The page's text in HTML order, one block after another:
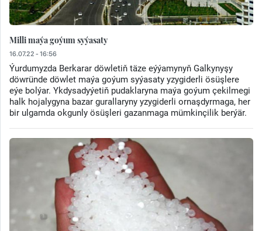
Milli maýa goýum syýasaty
16.07.22 - 16:56
Ýurdumyzda Berkarar döwletiň täze eýýamynyň Galkynyşy
döwründe döwlet maýa goýum syýasaty yzygiderli ösüşlere
eýe bolýar. Ykdysadyýetiň pudaklaryna maýa goýum çekilmegi
halk hojalygyna bazar gurallaryny yzygiderli ornaşdyrmaga, her
bir ulgamda okgunly ösüşleri gazanmaga mümkinçilik berýär.